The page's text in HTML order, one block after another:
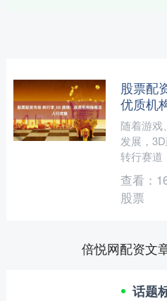
股票配
优质机
随着游戏
发展，
转行赛道
职场人
分突出：
查看：
股票
倍悦网配资文
话题